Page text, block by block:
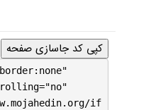
کپی کد جاسازی صفحه
if